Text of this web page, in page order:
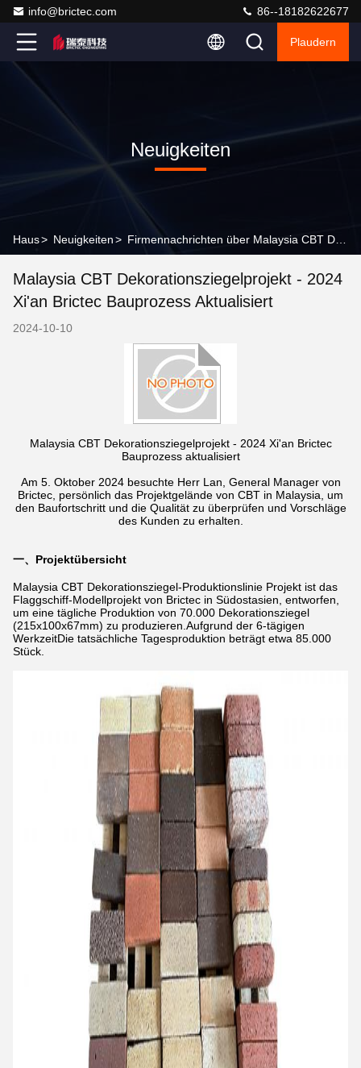
info@brictec.com 86--18182622677
Plaudern
Neuigkeiten
Haus> Neuigkeiten>
Malaysia CBT Dekorationsziegelprojekt - 2024
Xi'an Brictec Bauprozess Aktualisiert
2024-10-10
Malaysia CBT Dekorationsziegelprojekt - 2024 Xi'an Brictec
Bauprozess aktualisiert
Am 5. Oktober 2024 besuchte Herr Lan, General Manager von
Brictec, persönlich das Projektgelände von CBT in Malaysia, um
den Baufortschritt und die Qualität zu überprüfen und Vorschläge
des Kunden zu erhalten.
一、Projektübersicht
Malaysia CBT Dekorationsziegel-Produktionslinie Projekt ist das
Flaggschiff-Modellprojekt von Brictec in Südostasien, entworfen,
um eine tägliche Produktion von 70.000 Dekorationsziegel
(215x100x67mm) zu produzieren.Aufgrund der 6-tägigen
WerkzeitDie tatsächliche Tagesproduktion beträgt etwa 85.000
Stück.